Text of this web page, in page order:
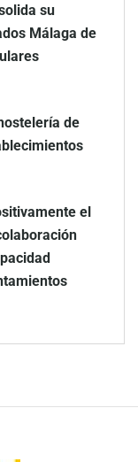
su
Málaga de
de
el